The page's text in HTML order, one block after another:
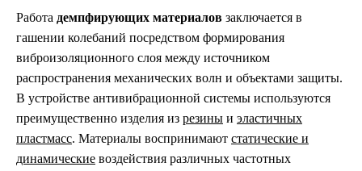
Работа демпфирующих материалов заключается в
гашении колебаний посредством формирования
виброизоляционного слоя между источником
распространения механических волн и объектами защиты.
В устройстве антивибрационной системы используются
преимущественно изделия из резины и эластичных
пластмасс. Материалы воспринимают статические и
динамические воздействия различных частотных